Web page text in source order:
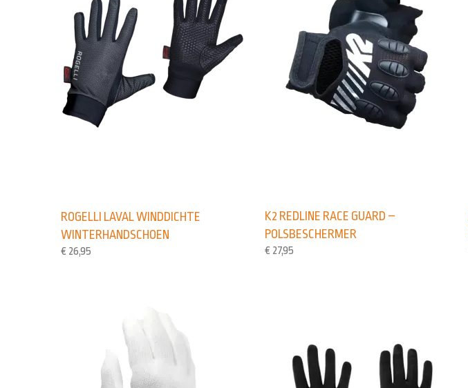
ROGELLI LAVAL WINDDICHTE
WINTERHANDSCHOEN
€ 26,95
K2 REDLINE RACE GUARD –
POLSBESCHERMER
€ 27,95